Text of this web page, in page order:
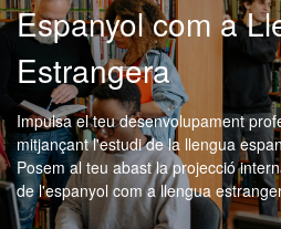
Espanyol com a
Estrangera
Impulsa el teu desenvolupament
mitjançant l'estudi de la llengua
Posem al teu abast la projecció
de l'espanyol com a llengua